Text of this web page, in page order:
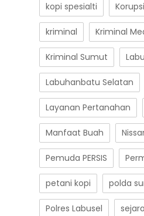
kopi spesialti
kriminal Kriminal
Kriminal Sumut
Labuhanbatu Selatan
Layanan Pertanahan
Manfaat Buah
Pemuda PERSIS
petani kopi polda
Polres Labusel